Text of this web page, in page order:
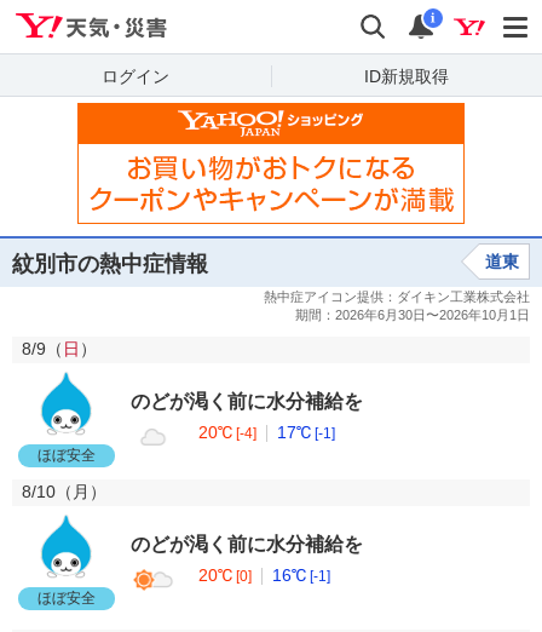
検索 通知
i
ログイン ID新規取得
紋別市の熱中症情報 道東
8/9（ 日 ）
ほぼ安全
のどが渇く前に水分補給を
20℃ [-4] 17℃ [-1]
8/10（ 月 ）
ほぼ安全
のどが渇く前に水分補給を
20℃ [0] 16℃ [-1]